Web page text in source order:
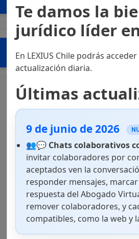
Te damos la
jurídico líder
En LEXIUS Chile podrás
actualización diaria.
Últimas
9 de junio de 2026
👥💬 Chats colaborativos
invitar colaboradores por
aceptados ven la
responder mensajes,
respuesta del Abogado
remover colaboradores, y
compatibles, como la web y